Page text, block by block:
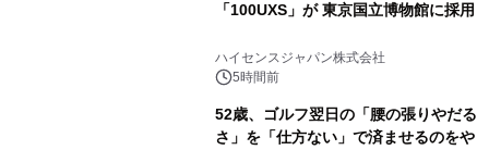
「100UXS」が 東京国立博物館に採用
ハイセンスジャパン株式会社
5時間前
52歳、ゴルフ翌日の「腰の張りやだる
さ」を「仕方ない」で済ませるのをや